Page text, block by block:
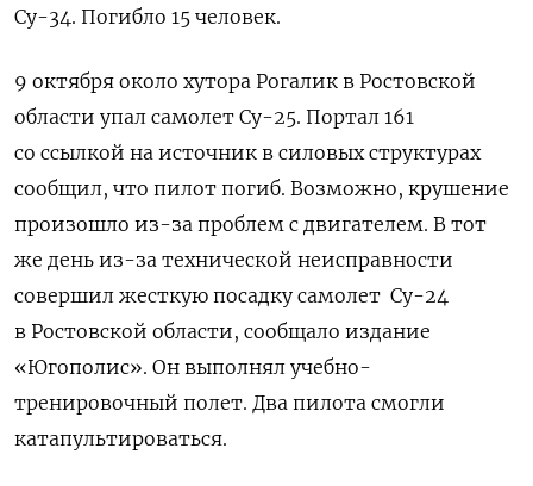
Су-34. Погибло 15 человек.
9 октября около хутора Рогалик в Ростовской
области упал самолет Су-25. Портал 161
со ссылкой на источник в силовых структурах
сообщил, что пилот погиб. Возможно, крушение
произошло из-за проблем с двигателем. В тот
же день из-за технической неисправности
совершил жесткую посадку самолет Су-24
в Ростовской области, сообщало издание
«Югополис». Он выполнял учебно-
тренировочный полет. Два пилота смогли
катапультироваться.